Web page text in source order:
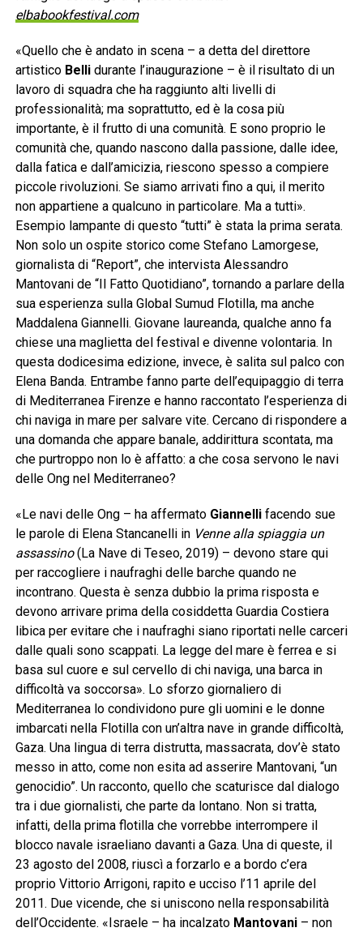
elbabookfestival.com
«Quello che è andato in scena – a detta del direttore
artistico Bellidurante l’inaugurazione – è il risultato di un
lavoro di squadra che ha raggiunto alti livelli di
professionalità; ma soprattutto, ed è la cosa più
importante, è il frutto di una comunità. E sono proprio le
comunità che, quando nascono dalla passione, dalle idee,
dalla fatica e dall’amicizia, riescono spesso a compiere
piccole rivoluzioni. Se siamo arrivati fino a qui, il merito
non appartiene a qualcuno in particolare. Ma a tutti».
Esempio lampante di questo “tutti” è stata la prima serata.
Non solo un ospite storico come Stefano Lamorgese,
giornalista di “Report”, che intervista Alessandro
Mantovani de “Il Fatto Quotidiano”, tornando a parlare della
sua esperienza sulla Global Sumud Flotilla, ma anche
Maddalena Giannelli. Giovane laureanda, qualche anno fa
chiese una maglietta del festival e divenne volontaria. In
questa dodicesima edizione, invece, è salita sul palco con
Elena Banda. Entrambe fanno parte dell’equipaggio di terra
di Mediterranea Firenze e hanno raccontato l’esperienza di
chi naviga in mare per salvare vite. Cercano di rispondere a
una domanda che appare banale, addirittura scontata, ma
che purtroppo non lo è affatto: a che cosa servono le navi
delle Ong nel Mediterraneo?
«Le navi delle Ong – ha affermato Giannellifacendo sue
le parole di Elena Stancanelli in Venne alla spiaggia un
assassino(La Nave di Teseo, 2019) – devono stare qui
per raccogliere i naufraghi delle barche quando ne
incontrano. Questa è senza dubbio la prima risposta e
devono arrivare prima della cosiddetta Guardia Costiera
libica per evitare che i naufraghi siano riportati nelle carceri
dalle quali sono scappati. La legge del mare è ferrea e si
basa sul cuore e sul cervello di chi naviga, una barca in
difficoltà va soccorsa». Lo sforzo giornaliero di
Mediterranea lo condividono pure gli uomini e le donne
imbarcati nella Flotilla con un’altra nave in grande difficoltà,
Gaza. Una lingua di terra distrutta, massacrata, dov’è stato
messo in atto, come non esita ad asserire Mantovani, “un
genocidio”. Un racconto, quello che scaturisce dal dialogo
tra i due giornalisti, che parte da lontano. Non si tratta,
infatti, della prima flotilla che vorrebbe interrompere il
blocco navale israeliano davanti a Gaza. Una di queste, il
23 agosto del 2008, riuscì a forzarlo e a bordo c’era
proprio Vittorio Arrigoni, rapito e ucciso l’11 aprile del
2011. Due vicende, che si uniscono nella responsabilità
dell’Occidente. «Israele – ha incalzato Mantovani– non